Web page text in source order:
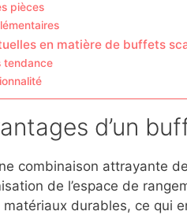
pièces
en matière de buffets
tendance
d’un
combinaison attrayante
de l’espace de
durables, ce qui